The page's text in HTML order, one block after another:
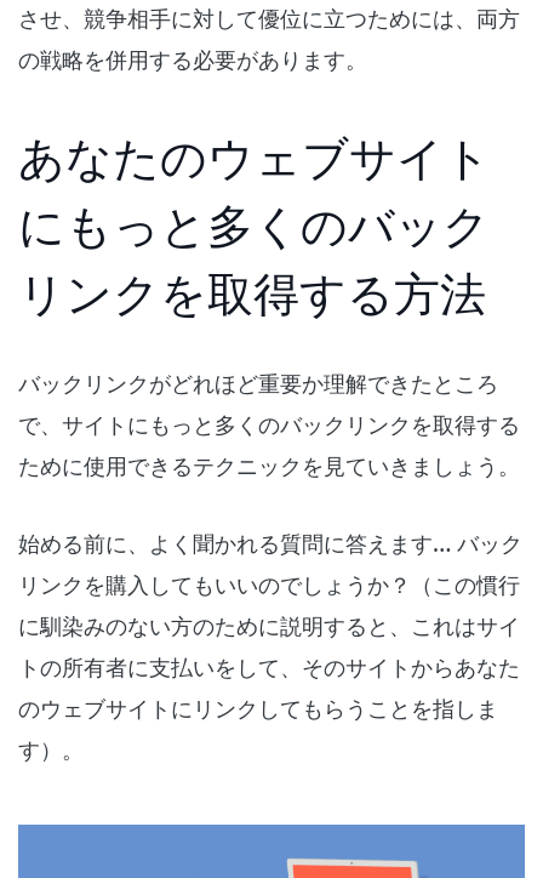
させ、競争相手に対して優位に立つためには、両方
の戦略を併用する必要があります。
あなたのウェブサイト
にもっと多くのバック
リンクを取得する方法
バックリンクがどれほど重要か理解できたところ
で、サイトにもっと多くのバックリンクを取得する
ために使用できるテクニックを見ていきましょう。
始める前に、よく聞かれる質問に答えます… バック
リンクを購入してもいいのでしょうか？（この慣行
に馴染みのない方のために説明すると、これはサイ
トの所有者に支払いをして、そのサイトからあなた
のウェブサイトにリンクしてもらうことを指しま
す）。